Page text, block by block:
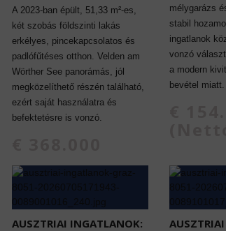
A 2023-ban épült, 51,33 m²-es,
két szobás földszinti lakás
erkélyes, pincekapcsolatos és
padlófűtéses otthon. Velden am
Wörther See panorámás, jól
megközelíthető részén található,
ezért saját használatra és
befektetésre is vonzó.
mélygarázs
stabil
ingatlanok
vonzó
a modern
bevétel miatt.
AUSZTRIAI INGATLANOK: